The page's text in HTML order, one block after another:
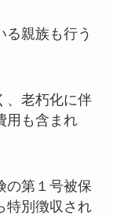
る親族も行う
、老朽化に伴
用も含まれ
の第１号被保
特別徴収され